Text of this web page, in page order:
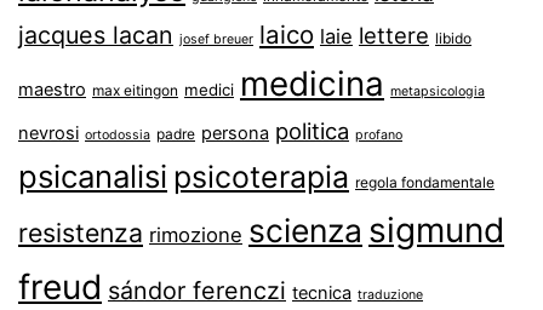
jacques lacan josef breuer laico laie lettere libido
maestro max eitingon medici medicina metapsicologia
nevrosi ortodossia padre persona politica profano
psicanalisi psicoterapia regola fondamentale
resistenza rimozione scienza sigmund
freud sándor ferenczi tecnica traduzione